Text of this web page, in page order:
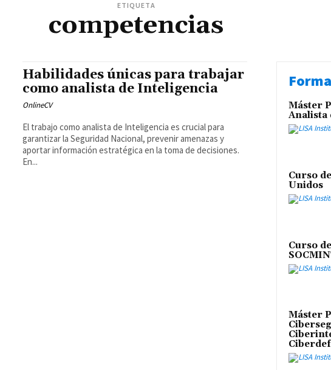
ETIQUETA
competencias
Habilidades únicas para trabajar
como analista de Inteligencia
OnlineCV
El trabajo como analista de Inteligencia es crucial para
garantizar la Seguridad Nacional, prevenir amenazas y
aportar información estratégica en la toma de decisiones.
En...
Máster
Analista
Curso
Unidos
Curso
Máster